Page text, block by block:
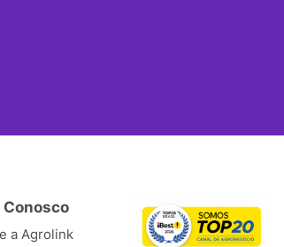
Conosco
a Agrolink